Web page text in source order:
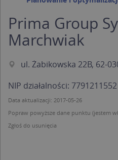
Prima Group
Marchwiak
ul. Żabikowska 22B, 62-
NIP działalności: 7791211552
Data aktualizacji: 2017-05-26
Popraw powyższe dane punktu (jestem
Zgłoś do usunięcia